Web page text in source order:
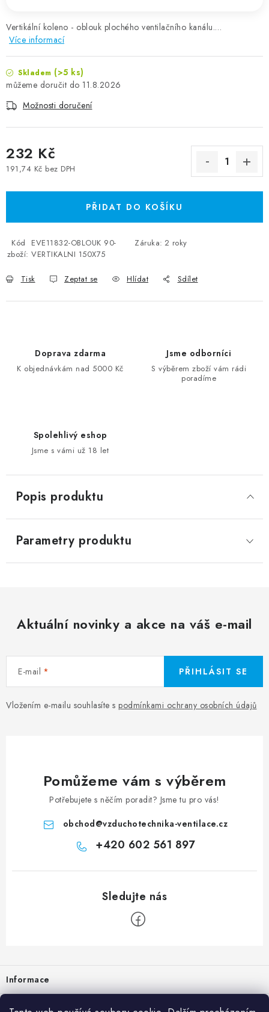
Vertikální koleno - oblouk plochého ventilačního kanálu.…
Více informací
Skladem (>5 ks)
11.8.2026
Možnosti doručení
232 Kč
191,74 Kč bez DPH
PŘIDAT DO KOŠÍKU
Kód
zboží:
EVE11832-OBLOUK 90-
VERTIKALNI 150X75
Záruka: 2 roky
Tisk Zeptat se Hlídat Sdílet
Doprava zdarma
K objednávkám nad 5000 Kč
Jsme odborníci
S výběrem zboží vám rádi
poradíme
Spolehlivý eshop
Jsme s vámi už 18 let
Popis produktu
Parametry produktu
Aktuální novinky a akce na váš e-mail
E-mail
Vložením e-mailu souhlasíte s podmínkami ochrany osobních údajů
PŘIHLÁSIT SE
Pomůžeme vám s výběrem
Potřebujete s něčím poradit? Jsme tu pro vás!
obchod@vzduchotechnika-ventilace.cz
+420 602 561 897
Informace
Prodejna